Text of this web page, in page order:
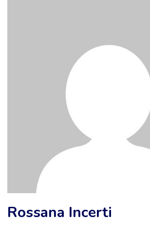
Rossana Incerti